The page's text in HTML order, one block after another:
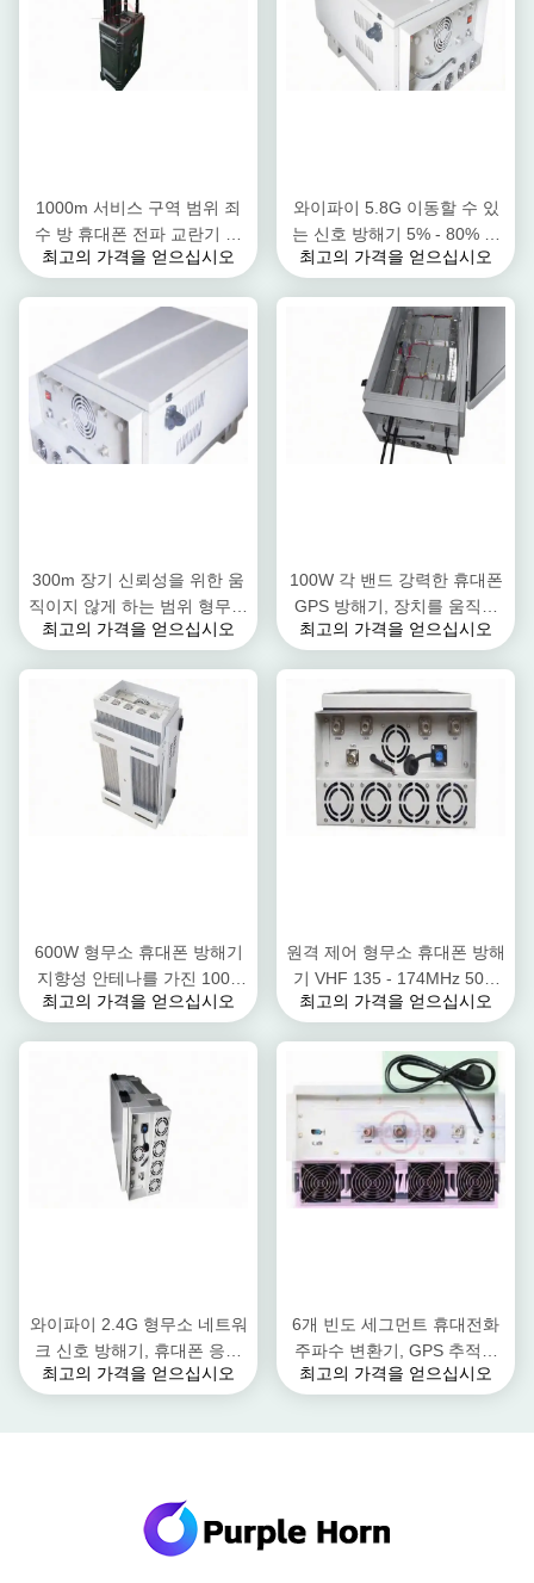
1000m 서비스 구역 범위 죄
수 방 휴대폰 전파 교란기 고
전력 멀티 밴드 전파 교란기
최고의 가격을 얻으십시오
와이파이 5.8G 이동할 수 있
는 신호 방해기 5% - 80% 습
도 워키토키 신호 차단제
최고의 가격을 얻으십시오
300m 장기 신뢰성을 위한 움
직이지 않게 하는 범위 형무소
휴대폰 방해기
최고의 가격을 얻으십시오
100W 각 밴드 강력한 휴대폰
GPS 방해기, 장치를 움직이
지 않게 하는 전화 6명 주파수
최고의 가격을 얻으십시오
600W 형무소 휴대폰 방해기
지향성 안테나를 가진 100 -
300m 덮개 반경
최고의 가격을 얻으십시오
원격 제어 형무소 휴대폰 방해
기 VHF 135 - 174MHz 50W
쉬운 가동
최고의 가격을 얻으십시오
와이파이 2.4G 형무소 네트워
크 신호 방해기, 휴대폰 응접
차단제 상태/경보 LEDs
최고의 가격을 얻으십시오
6개 빈도 세그먼트 휴대전화
주파수 변환기, GPS 추적자
를 위한 휴대폰 차단제
최고의 가격을 얻으십시오